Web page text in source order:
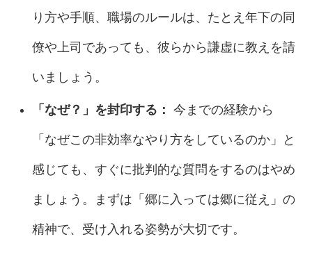
り方や手順、職場のルールは、たとえ年下の同
僚や上司であっても、彼らから謙虚に教えを請
いましょう。
「なぜ？」を封印する： 今までの経験から
「なぜこの非効率なやり方をしているのか」と
感じても、すぐに批判的な質問をするのはやめ
ましょう。まずは「郷に入っては郷に従え」の
精神で、受け入れる姿勢が大切です。